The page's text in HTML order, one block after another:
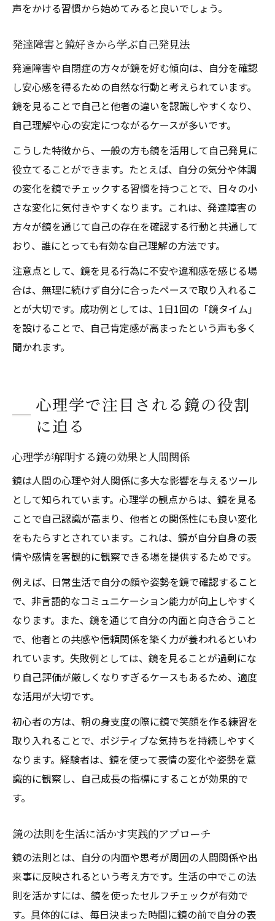
声をかける習慣から始めてみると良いでしょう。
発達障害と鏡好きから学ぶ自己発見法
発達障害や自閉症の方々が鏡を好む傾向は、自分を確認
し安心感を得るための自然な行動と考えられています。
鏡を見ることで自己と他者の違いを認識しやすくなり、
自己理解や心の安定につながるケースが多いです。
こうした特徴から、一般の方も鏡を活用して自己発見に
役立てることができます。たとえば、自分の気分や体調
の変化を鏡でチェックする習慣を持つことで、日々の小
さな変化に気付きやすくなります。これは、発達障害の
方々が鏡を通じて自己の存在を確認する行動と共通して
おり、誰にとっても有効な自己理解の方法です。
注意点として、鏡を見る行為に不安や違和感を感じる場
合は、無理に続けず自分に合ったペースで取り入れるこ
とが大切です。成功例としては、1日1回の「鏡タイム」
を設けることで、自己肯定感が高まったという声も多く
聞かれます。
心理学で注目される鏡の役割
に迫る
心理学が解明する鏡の効果と人間関係
鏡は人間の心理や対人関係に多大な影響を与えるツール
として知られています。心理学の観点からは、鏡を見る
ことで自己認識が高まり、他者との関係性にも良い変化
をもたらすとされています。これは、鏡が自分自身の表
情や感情を客観的に観察できる場を提供するためです。
例えば、日常生活で自分の顔や姿勢を鏡で確認すること
で、非言語的なコミュニケーション能力が向上しやすく
なります。また、鏡を通じて自分の内面と向き合うこと
で、他者との共感や信頼関係を築く力が養われるといわ
れています。失敗例としては、鏡を見ることが過剰にな
り自己評価が厳しくなりすぎるケースもあるため、適度
な活用が大切です。
初心者の方は、朝の身支度の際に鏡で笑顔を作る練習を
取り入れることで、ポジティブな気持ちを持続しやすく
なります。経験者は、鏡を使って表情の変化や姿勢を意
識的に観察し、自己成長の指標にすることが効果的で
す。
鏡の法則を生活に活かす実践的アプローチ
鏡の法則とは、自分の内面や思考が周囲の人間関係や出
来事に反映されるという考え方です。生活の中でこの法
則を活かすには、鏡を使ったセルフチェックが有効で
す。具体的には、毎日決まった時間に鏡の前で自分の表